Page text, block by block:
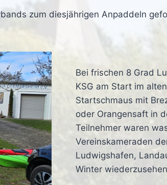
zum diesjährigen Anpaddeln
Bei frischen 8 Grad
KSG am Start im
Startschmaus mit
oder Orangensaft in
Teilnehmer waren
Vereinskameraden
Ludwigshafen,
Winter